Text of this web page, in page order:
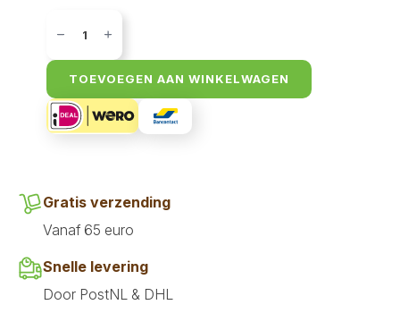
Rundvlees,
&
Rijst
Volwassen
(500gr)
aantal
TOEVOEGEN AAN WINKELWAGEN
Gratis verzending
Vanaf 65 euro
Snelle levering
Door PostNL & DHL